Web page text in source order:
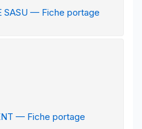
SASU — Fiche portage
— Fiche portage